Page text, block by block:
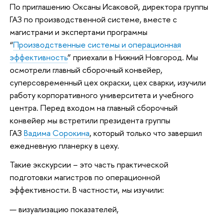
По приглашению Оксаны Исаковой, директора группы
ГАЗ по производственной системе, вместе с
магистрами и экспертами программы
“Производственные системы и операционная
эффективность” приехали в Нижний Новгород. Мы
осмотрели главный сборочный конвейер,
суперсовременный цех окраски, цех сварки, изучили
работу корпоративного университета и учебного
центра. Перед входом на главный сборочный
конвейер мы встретили президента группы
ГАЗ Вадима Сорокина, который только что завершил
ежедневную планерку в цеху.
Такие экскурсии – это часть практической
подготовки магистров по операционной
эффективности. В частности, мы изучили:
визуализацию показателей,